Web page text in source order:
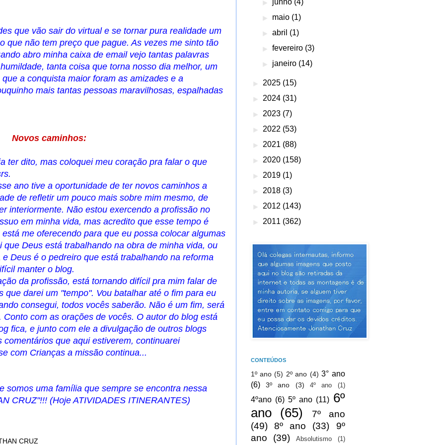
que vão sair do virtual e se tornar pura realidade um
que não tem preço que pague. As vezes me sinto tão
abro minha caixa de email vejo tantas palavras
tanta coisa que torna nosso dia melhor, um
a conquista maior foram as amizades e a
mais tantas pessoas maravilhosas, espalhadas
Novos caminhos:
ter dito, mas coloquei meu coração pra falar o que
ano tive a oportunidade de ter novos caminhos a
de refletir um pouco mais sobre mim mesmo, de
interiormente. Não estou exercendo a profissão no
em minha vida, mas acredito que esse tempo é
me oferecendo para que eu possa colocar algumas
Deus está trabalhando na obra de minha vida, ou
Deus é o pedreiro que está trabalhando na reforma
manter o blog.
da profissão, está tornando difícil pra mim falar de
que darei um "tempo". Vou batalhar até o fim para eu
consegui, todos vocês saberão. Não é um fim, será
com as orações de vocês. O autor do blog está
fica, e junto com ele a divulgação de outros blogs
que aqui estiverem, continuarei
com Crianças a missão continua...
somos uma família que sempre se encontra nessa
CRUZ"!!! (Hoje ATIVIDADES ITINERANTES)
CRUZ
► junho (4)
► maio (1)
► abril (1)
► fevereiro (3)
► janeiro (14)
► 2025 (15)
► 2024 (31)
► 2023 (7)
► 2022 (53)
► 2021 (88)
► 2020 (158)
► 2019 (1)
► 2018 (3)
► 2012 (143)
► 2011 (362)
CONTEÚDOS
1º ano (5) 2º ano (4) 3° ano
(6)
3º ano (3) 4º ano (1)
4ºano (6) 5º ano (11) 6º
ano
(65)
7º ano
(49)
8º ano (33)
9º
ano
(39) Absolutismo (1)